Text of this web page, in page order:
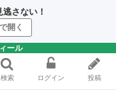
さない！
開く
ール
検索 ログイン 投稿